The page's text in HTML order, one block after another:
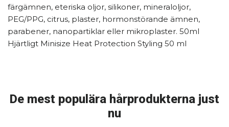
färgämnen, eteriska oljor, silikoner, mineraloljor,
PEG/PPG, citrus, plaster, hormonstörande ämnen,
parabener, nanopartiklar eller mikroplaster. 50ml
Hjärtligt Minisize Heat Protection Styling 50 ml
De mest populära hårprodukterna just
nu